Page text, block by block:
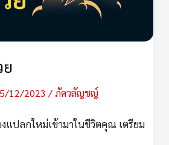
12/2023/ภัควลัญชญ์
แปลกใหม่เข้ามาในชีวิตคุณ เตรียม